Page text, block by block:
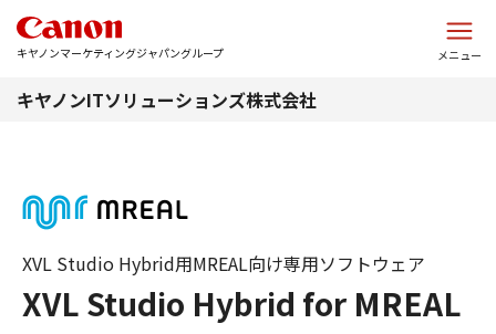
キヤノンマーケティングジャパングループ メニュー
キヤノンITソリューションズ株式会社
XVL Studio Hybrid for MREAL
XVL Studio Hybrid用MREAL向け専用ソフトウェア